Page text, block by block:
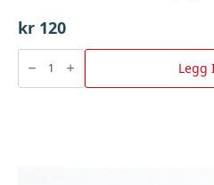
kr 120
Ladeklemme
500Amp,
Bgu
Legg